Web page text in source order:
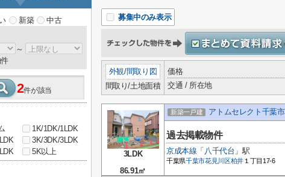
募集中のみ表示
外観/間取り図
間取り/土地面積
価格
交通 / 所在地
3LDK
86.91㎡
新築一戸建 アトムセレクト千葉
過去掲載物件
京成本線 「 八千代台 」駅
千葉県千葉市花見川区柏井１丁目17-6
新築
中古
～
2件が該当
1K/1DK/1LDK
3K/3DK/3LDK
5K以上